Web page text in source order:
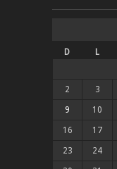
D L
2 3
9 10
16 17
23 24